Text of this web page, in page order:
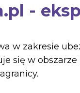
-
w zakresie
się w